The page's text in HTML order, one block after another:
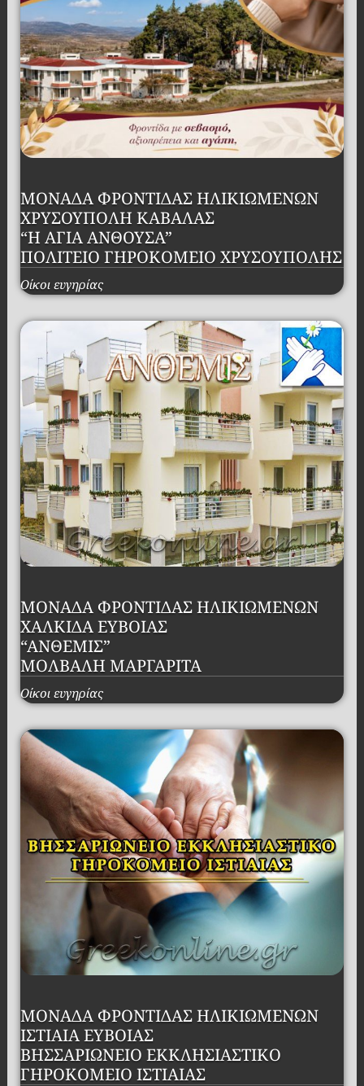
ΜΟΝΑΔΑ ΦΡΟΝΤΙΔΑΣ ΗΛΙΚΙΩΜΕΝΩΝ
ΧΡΥΣΟΥΠΟΛΗ ΚΑΒΑΛΑΣ
“Η ΑΓΙΑ ΑΝΘΟΥΣΑ”
ΠΟΛΙΤΕΙΟ ΓΗΡΟΚΟΜΕΙΟ ΧΡΥΣΟΥΠΟΛΗΣ
Οίκοι ευγηρίας
ΜΟΝΑΔΑ ΦΡΟΝΤΙΔΑΣ ΗΛΙΚΙΩΜΕΝΩΝ
ΧΑΛΚΙΔΑ ΕΥΒΟΙΑΣ
“ΑΝΘΕΜΙΣ”
ΜΟΛΒΑΛΗ ΜΑΡΓΑΡΙΤΑ
Οίκοι ευγηρίας
ΜΟΝΑΔΑ ΦΡΟΝΤΙΔΑΣ ΗΛΙΚΙΩΜΕΝΩΝ
ΙΣΤΙΑΙΑ ΕΥΒΟΙΑΣ
ΒΗΣΣΑΡΙΩΝΕΙΟ ΕΚΚΛΗΣΙΑΣΤΙΚΟ
ΓΗΡΟΚΟΜΕΙΟ ΙΣΤΙΑΙΑΣ